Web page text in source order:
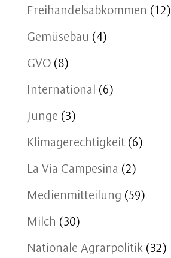
Freihandelsabkommen (12)
Gemüsebau (4)
GVO(8)
International (6)
Junge (3)
Klimagerechtigkeit (6)
La Via Campesina (2)
Medienmitteilung (59)
Milch (30)
Nationale Agrarpolitik (32)